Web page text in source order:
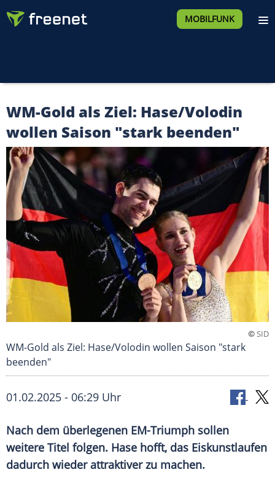
MOBILFUNK
WM-Gold als Ziel: Hase/Volodin
wollen Saison "stark beenden"
©SID
WM-Gold als Ziel: Hase/Volodin wollen Saison "stark
beenden"
01.02.2025 - 06:29 Uhr
Nach dem überlegenen EM-Triumph sollen
weitere Titel folgen. Hase hofft, das Eiskunstlaufen
dadurch wieder attraktiver zu machen.